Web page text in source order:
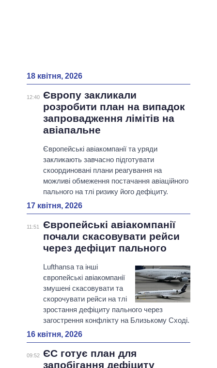
18 квітня, 2026
12:40 Європу закликали
розробити план на випадок
запровадження лімітів на
авіапальне
Європейські авіакомпанії та уряди
закликають завчасно підготувати
скоординовані плани реагування на
можливі обмеження постачання авіаційного
пального на тлі ризику його дефіциту.
17 квітня, 2026
11:51
Європейські авіакомпанії
почали скасовувати рейси
через дефіцит пального
Lufthansa та інші
європейські авіакомпанії
змушені скасовувати та
скорочувати рейси на тлі
зростання дефіциту пального через
загострення конфлікту на Близькому Сході.
16 квітня, 2026
09:52 ЄС готує план для
запобігання дефіциту